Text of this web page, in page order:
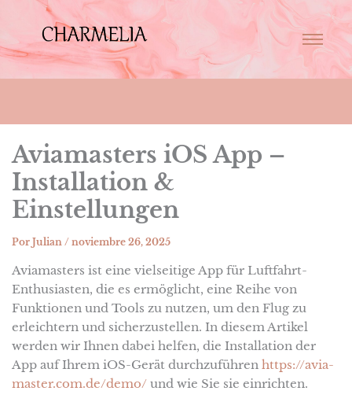
Aviamasters iOS App –
Installation &
Einstellungen
Por Julian / noviembre 26, 2025
Aviamasters ist eine vielseitige App für Luftfahrt-
Enthusiasten, die es ermöglicht, eine Reihe von
Funktionen und Tools zu nutzen, um den Flug zu
erleichtern und sicherzustellen. In diesem Artikel
werden wir Ihnen dabei helfen, die Installation der
App auf Ihrem iOS-Gerät durchzuführen https://avia-
master.com.de/demo/und wie Sie sie einrichten.